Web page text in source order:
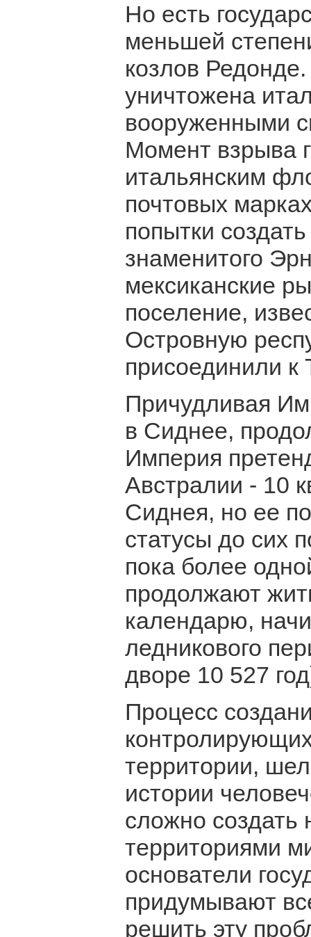
Но есть
меньшей
козлов
уничтожена
вооруженными
Момент взрыва
итальянским
почтовых
попытки
знаменитого
мексиканские
поселение,
Островную
присоединили к
Причудливая
в Сиднее,
Империя
Австралии - 10
Сиднея, но ее
статусы до сих
пока более
продолжают
календарю,
ледникового
дворе 10 527
Процесс
территории,
истории
сложно создать
территориями
основатели
придумывают
решить эту